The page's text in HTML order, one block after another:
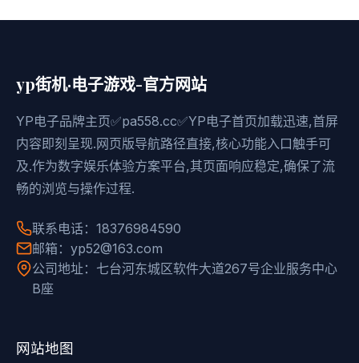
yp街机·电子游戏-官方网站
YP电子品牌主页✅pa558.cc✅YP电子首页加载迅速,首屏
内容即刻呈现.网页版导航路径直接,核心功能入口触手可
及.作为数字娱乐体验方案平台,其页面响应稳定,确保了流
畅的浏览与操作过程.
联系电话：18376984590
邮箱：yp52@163.com
公司地址：七台河东城区软件大道267号企业服务中心
B座
网站地图